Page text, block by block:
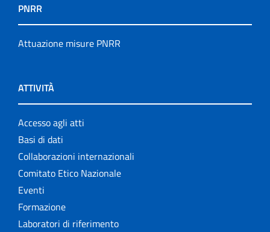
PNRR
Attuazione misure PNRR
ATTIVITÀ
Accesso agli atti
Basi di dati
Collaborazioni internazionali
Comitato Etico Nazionale
Eventi
Formazione
Laboratori di riferimento